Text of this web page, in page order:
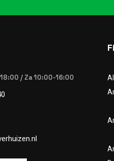
/ Za 10:00-16:00